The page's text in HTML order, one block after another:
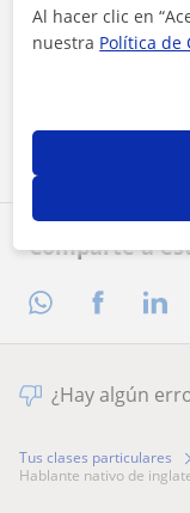
Comparte a
Al hacer clic,
¿Hay algún
Tus clases particulares
hablante nativo de
Al hacer clic en
nuestra Política de